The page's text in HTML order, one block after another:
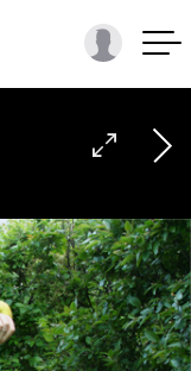
